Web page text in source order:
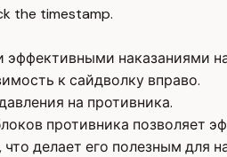
the timestamp.
наказаниями
к сайдволку вправо.
на противника.
противника позволяет
делает его полезным для